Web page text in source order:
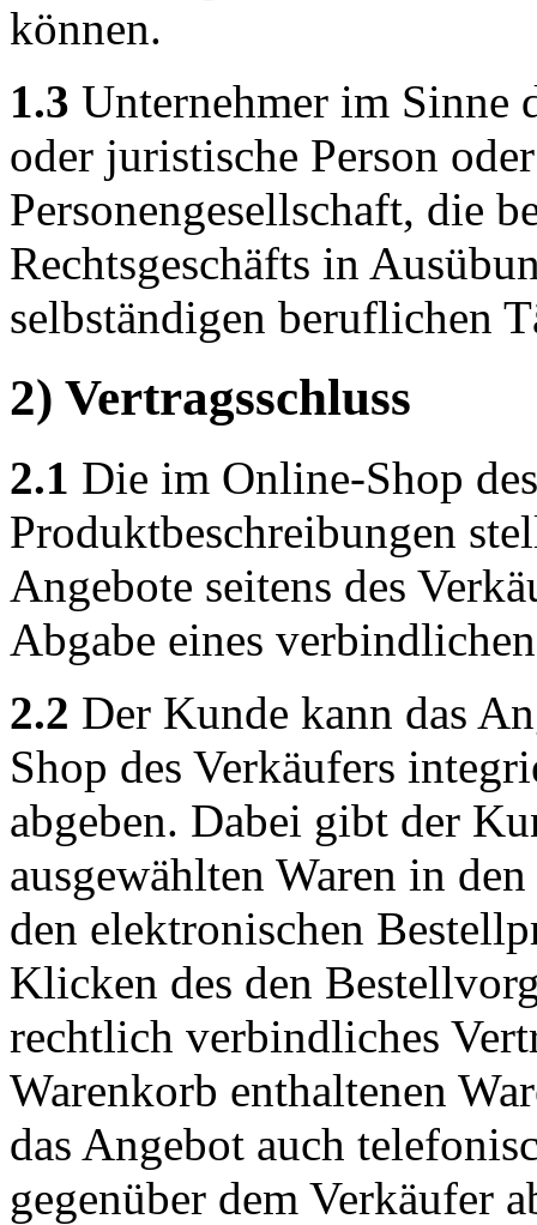
können.
1.3 Unternehmer im Sinne
oder juristische Person
Personengesellschaft, die
Rechtsgeschäfts in
selbständigen beruflichen
2) Vertragsschluss
2.1 Die im Online-Shop
Produktbeschreibungen
Angebote seitens des
Abgabe eines
2.2 Der Kunde kann das
Shop des Verkäufers
abgeben. Dabei gibt der
ausgewählten Waren in
den elektronischen
Klicken des den
rechtlich verbindliches
Warenkorb enthaltenen
das Angebot auch
gegenüber dem Verkäufer